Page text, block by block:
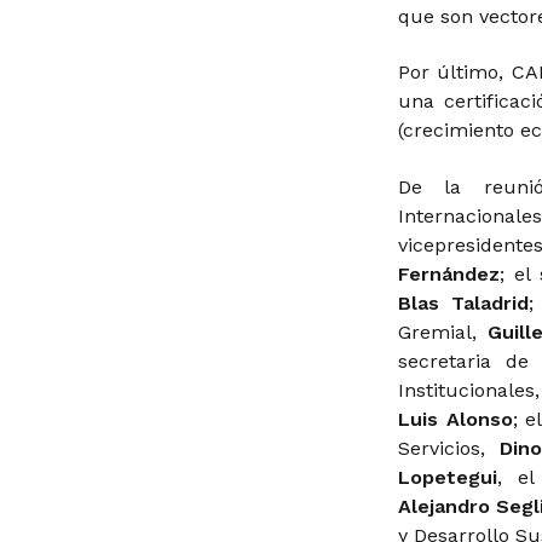
que son
Por último,
una
(crecimiento
De la
Fernández; el
Blas Taladrid;
Gremial,
secretaria de
Luis Alonso;
Servicios,
Lopetegui, el
Alejandro
y Desarrollo